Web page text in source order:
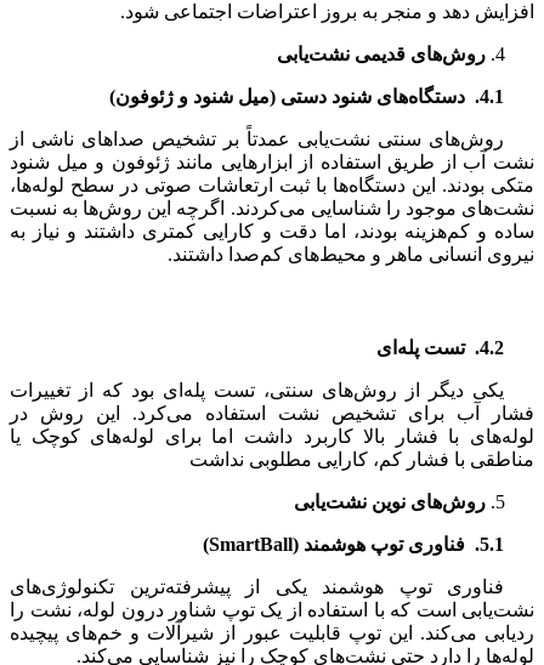
افزایش دهد و منجر به بروز اعتراضات اجتماعی شود.
روش‌های قدیمی نشت‌یابی
4.1. دستگاه‌های شنود دستی (میل شنود و ژئوفون)
روش‌های سنتی نشت‌یابی عمدتاً بر تشخیص صداهای ناشی از
نشت آب از طریق استفاده از ابزارهایی مانند ژئوفون و میل شنود
متکی بودند. این دستگاه‌ها با ثبت ارتعاشات صوتی در سطح لوله‌ها،
نشت‌های موجود را شناسایی می‌کردند. اگرچه این روش‌ها به نسبت
ساده و کم‌هزینه بودند، اما دقت و کارایی کمتری داشتند و نیاز به
نیروی انسانی ماهر و محیط‌های کم‌صدا داشتند​.
4.2. تست پله‌ای
یکی دیگر از روش‌های سنتی، تست پله‌ای بود که از تغییرات
فشار آب برای تشخیص نشت استفاده می‌کرد. این روش در
لوله‌های با فشار بالا کاربرد داشت اما برای لوله‌های کوچک یا
مناطقی با فشار کم، کارایی مطلوبی نداشت
روش‌های نوین نشت‌یابی
5.1. فناوری توپ هوشمند (SmartBall)
فناوری توپ هوشمند یکی از پیشرفته‌ترین تکنولوژی‌های
نشت‌یابی است که با استفاده از یک توپ شناور درون لوله، نشت را
ردیابی می‌کند. این توپ قابلیت عبور از شیرآلات و خم‌های پیچیده
لوله‌ها را دارد حتی نشت‌های کوچک را نیز شناسایی می‌کند​.